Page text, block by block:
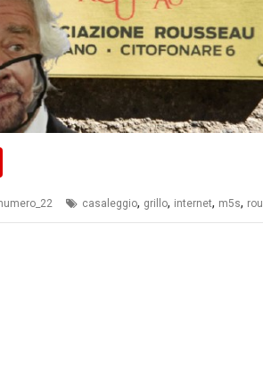
casaleggio, grillo, internet, m5s,